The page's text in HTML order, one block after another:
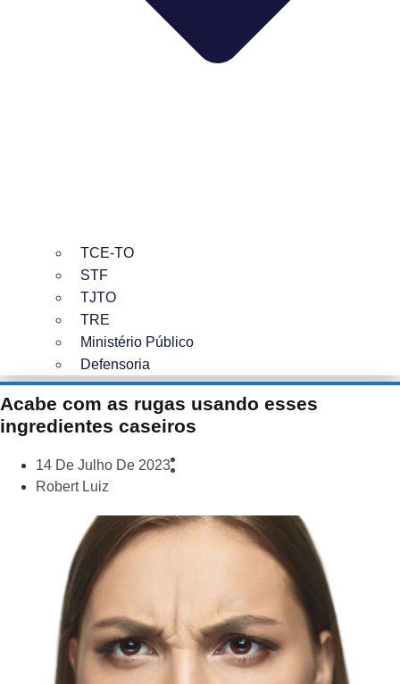
TCE-TO
STF
TJTO
TRE
Ministério Público
Defensoria
Acabe com as rugas usando esses
ingredientes caseiros
14 De Julho De 2023
Robert Luiz